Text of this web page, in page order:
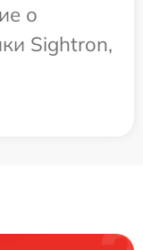
о
Sightron,